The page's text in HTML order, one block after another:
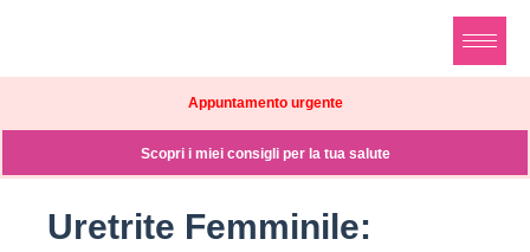
Appuntamento urgente
Scopri i miei consigli per la tua salute
Uretrite Femminile: